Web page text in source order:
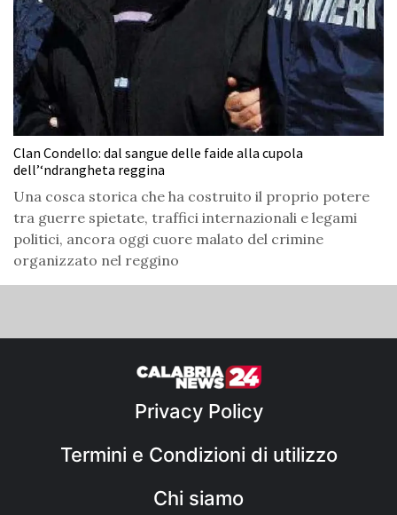
Clan Condello: dal sangue delle faide alla cupola
dell’‘ndrangheta reggina
Una cosca storica che ha costruito il proprio potere
tra guerre spietate, traffici internazionali e legami
politici, ancora oggi cuore malato del crimine
organizzato nel reggino
Privacy Policy
Termini e Condizioni di utilizzo
Chi siamo